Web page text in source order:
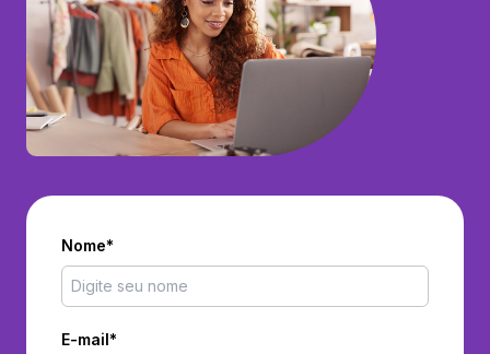
Nome*
E-mail*